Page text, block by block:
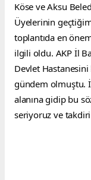
Köse ve Aksu
Üyelerinin
toplantıda en
ilgili oldu. AKP İl
Devlet
gündem olmuştu.
alanına gidip bu
seriyoruz ve takdiri